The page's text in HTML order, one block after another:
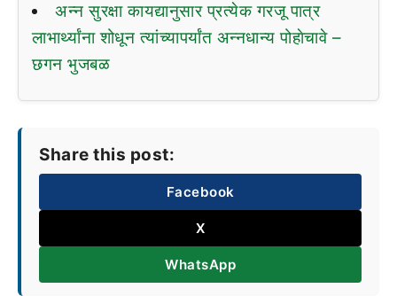
अन्न सुरक्षा कायद्यानुसार प्रत्येक गरजू पात्र
लाभार्थ्यांना शोधून त्यांच्यापर्यांत अन्नधान्य पोहाेचावे –
छगन भुजबळ
Share this post:
Facebook
X
WhatsApp